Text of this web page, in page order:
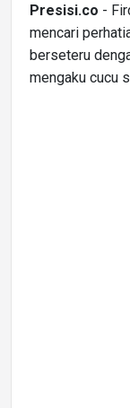
Presisi.co -
mencari
berseteru
mengaku cucu